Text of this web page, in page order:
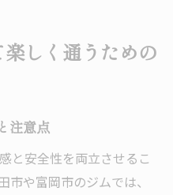
しく通うための
注意点
と安全性を両立させるこ
市や富岡市のジムでは、